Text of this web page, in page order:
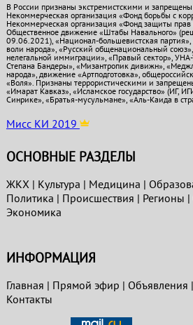
В России признаны экстремистскими и
Некоммерческая организация «Фонд борьбы с
Некоммерческая организация «Фонд защиты прав
Общественное движение «Штабы Навального»
09.06.2021), «Национал-большевистская
воли народа», «Русский общенациональный
нелегальной иммиграции», «Правый сектор»,
Степана Бандеры», «Мизантропик дивижн»,
народа», движение «Артподготовка»,
«Воля». Признаны террористическими и
«Имарат Кавказ», «Исламское государство» (ИГ,
Синрике», «Братья-мусульмане», «Аль-Каида в
Мисс КИ 2019
ОСНОВНЫЕ РАЗДЕЛЫ
ЖКХ | Культура | Медицина |
Политика | Проиcшествия | Регионы |
Экономика
ИНФОРМАЦИЯ
Главная | Прямой эфир | Объявления |
Контакты